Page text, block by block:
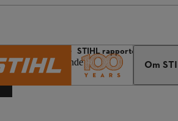
Om
STIHL rapporterar
pressmeddelande